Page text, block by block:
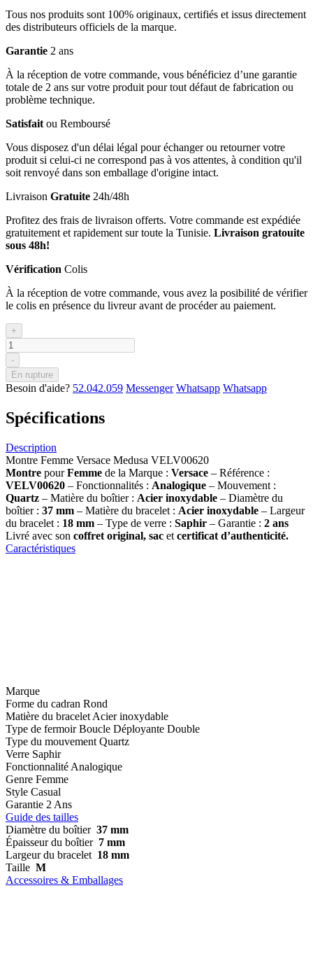
Tous nos produits sont 100% originaux, certifiés et issus directement
des distributeurs officiels de la marque.
Garantie 2 ans
À la réception de votre commande, vous bénéficiez d’une garantie
totale de 2 ans sur votre produit pour tout défaut de fabrication ou
problème technique.
Satisfait ou Remboursé
Vous disposez d'un délai légal pour échanger ou retourner votre
produit si celui-ci ne correspond pas à vos attentes, à condition qu'il
soit renvoyé dans son emballage d'origine intact.
Livraison Gratuite 24h/48h
Profitez des frais de livraison offerts. Votre commande est expédiée
gratuitement et rapidement sur toute la Tunisie. Livraison gratouite
sous 48h!
Vérification Colis
À la réception de votre commande, vous avez la posibilité de vérifier
le colis en présence du livreur avant de procéder au paiement.
+
-
En rupture
Besoin d'aide? 52.042.059 Messenger Whatsapp Whatsapp
Spécifications
Description
Montre Femme Versace Medusa VELV00620
Montre pourFemme de la Marque : Versace – Référence :
VELV00620 – Fonctionnalités : Analogique – Mouvement :
Quartz – Matière du boîtier : Acier inoxydable – Diamètre du
boîtier : 37 mm – Matière du bracelet : Acier inoxydable – Largeur
du bracelet : 18 mm – Type de verre : Saphir – Garantie : 2 ans
Livré avec son coffret original, sac et certificat d’authenticité.
Caractéristiques
Marque
Forme du cadran Rond
Matière du bracelet Acier inoxydable
Type de fermoir Boucle Déployante Double
Type du mouvement Quartz
Verre Saphir
Fonctionnalité Analogique
Genre Femme
Style Casual
Garantie 2 Ans
Guide des tailles
Diamètre du boîtier 37 mm
Épaisseur du boîtier 7 mm
Largeur du bracelet 18 mm
Taille M
Accessoires & Emballages